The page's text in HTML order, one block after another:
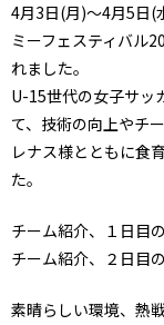
4月3日(月)～4月5日(
ミーフェスティバル
れました。
U-15世代の女子サッ
て、技術の向上やチ
レナス様とともに食
た。
チーム紹介、１日目
チーム紹介、２日目
素晴らしい環境、熱